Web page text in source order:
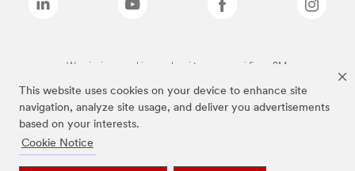
This website uses cookies on your device to enhance site
navigation, analyze site usage, and deliver you advertisements
based on your interests.
Cookie Notice
Wymienione marki są znakami towarowymi firmy 3M.